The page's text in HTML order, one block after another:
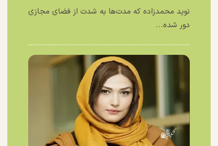
نوید محمدزاده که مدت‌ها به شدت از فضای مجازی
دور شده...